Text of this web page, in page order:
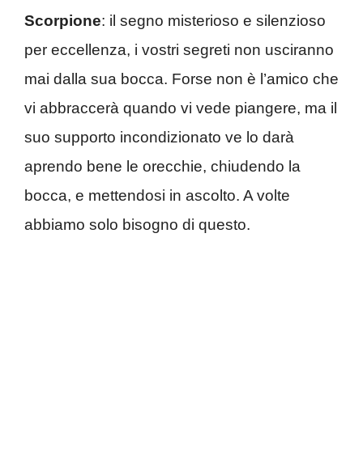
Scorpione: il segno misterioso e silenzioso
per eccellenza, i vostri segreti non usciranno
mai dalla sua bocca. Forse non è l’amico che
vi abbraccerà quando vi vede piangere, ma il
suo supporto incondizionato ve lo darà
aprendo bene le orecchie, chiudendo la
bocca, e mettendosi in ascolto. A volte
abbiamo solo bisogno di questo.